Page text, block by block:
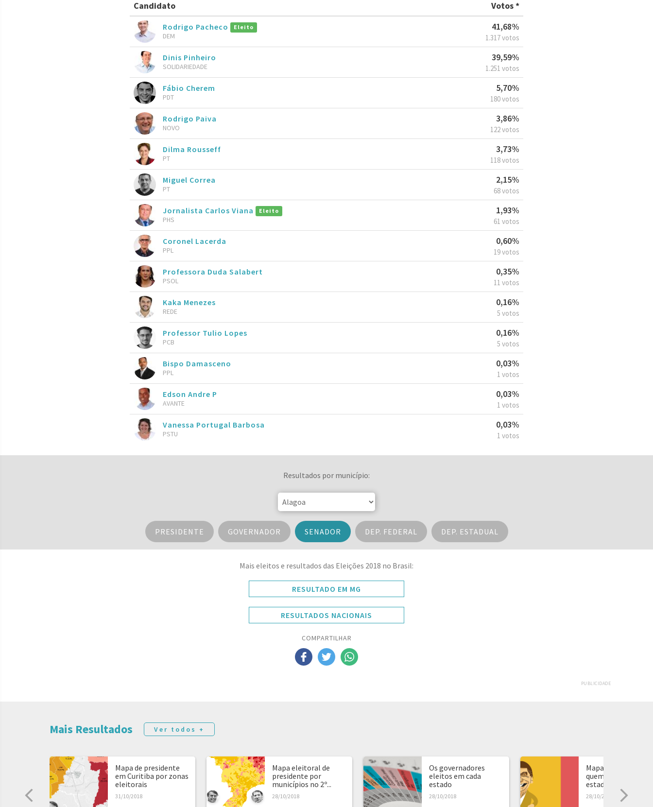
Candidato Votos *
Rodrigo Pacheco Eleito
DEM
41,68%
1.317 votos
Dinis Pinheiro
SOLIDARIEDADE
39,59%
1.251 votos
Fábio Cherem
PDT
5,70%
180 votos
Rodrigo Paiva
NOVO
3,86%
122 votos
Dilma Rousseff
PT
3,73%
118 votos
Miguel Correa
PT
2,15%
68 votos
Jornalista Carlos Viana Eleito
PHS
1,93%
61 votos
Coronel Lacerda
PPL
0,60%
19 votos
Professora Duda Salabert
PSOL
0,35%
11 votos
Kaka Menezes
REDE
0,16%
5 votos
Professor Tulio Lopes
PCB
0,16%
5 votos
Bispo Damasceno
PPL
0,03%
1 votos
Edson Andre P
AVANTE
0,03%
1 votos
Vanessa Portugal Barbosa
PSTU
0,03%
1 votos
Resultados por município:
PRESIDENTE GOVERNADOR SENADOR DEP. FEDERAL DEP. ESTADUAL
Mais eleitos e resultados das Eleições 2018 no Brasil:
RESULTADO EM MG
RESULTADOS NACIONAIS
COMPARTILHAR
PUBLICIDADE
Mais Resultados Ver todos +
Mapa de presidente
em Curitiba por zonas
eleitorais
31/10/2018
Mapa eleitoral de
presidente por
municípios no 2º...
28/10/2018
Os governadores
eleitos em cada
estado
28/10/2018
Mapa de presidente:
quem ganhou em
estado...
28/10/2018